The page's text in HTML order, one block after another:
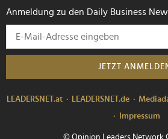
Anmeldung zu den Daily Business
JETZT
LEADERSNET.at LEADERSNET.de
Impressum